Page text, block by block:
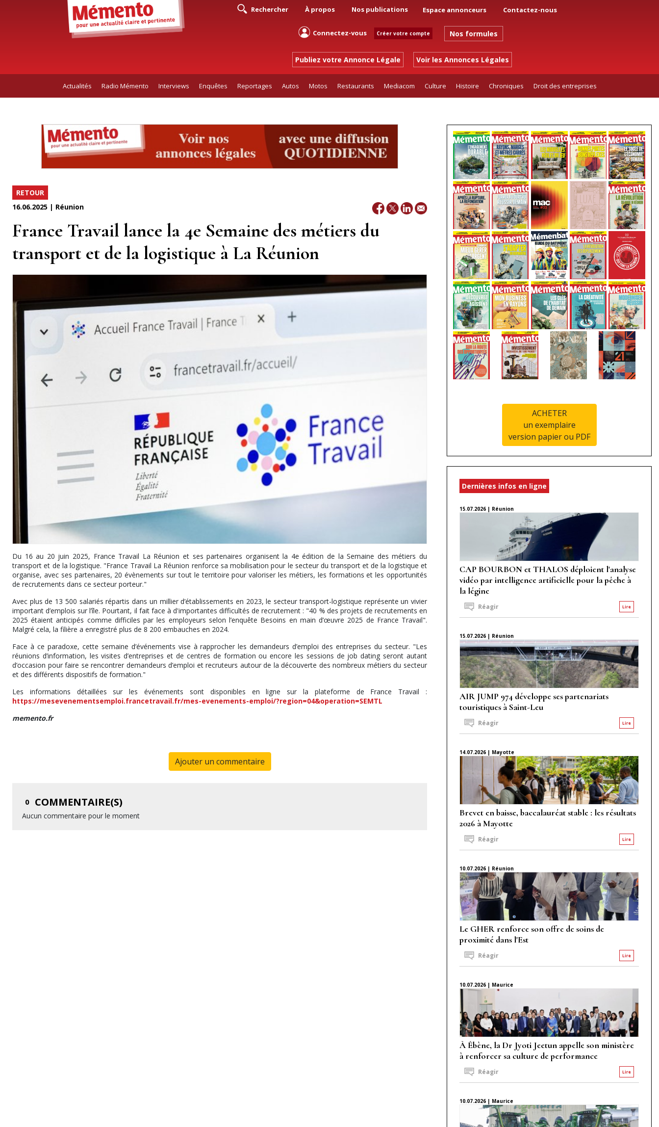
Rechercher À propos Nos publications Espace annonceurs Contactez-nous
Connectez-vous Créer votre compte Nos formules
Publiez votre Annonce Légale Voir les Annonces Légales
Actualités Radio Mémento Interviews Enquêtes Reportages Autos Motos Restaurants Mediacom Culture Histoire Chroniques Droit des entreprises
RETOUR
16.06.2025 | Réunion
France Travail lance la 4e Semaine des métiers du
transport et de la logistique à La Réunion
Du 16 au 20 juin 2025, France Travail La Réunion et ses partenaires organisent la 4e édition de la Semaine des métiers du
transport et de la logistique. "France Travail La Réunion renforce sa mobilisation pour le secteur du transport et de la logistique et
organise, avec ses partenaires, 20 évènements sur tout le territoire pour valoriser les métiers, les formations et les opportunités
de recrutements dans ce secteur porteur."
Avec plus de 13 500 salariés répartis dans un millier d’établissements en 2023, le secteur transport-logistique représente un vivier
important d’emplois sur l’île. Pourtant, il fait face à d'importantes difficultés de recrutement : "40 % des projets de recrutements en
2025 étaient anticipés comme difficiles par les employeurs selon l’enquête Besoins en main d’œuvre 2025 de France Travail".
Malgré cela, la filière a enregistré plus de 8 200 embauches en 2024.
Face à ce paradoxe, cette semaine d’événements vise à rapprocher les demandeurs d’emploi des entreprises du secteur. "Les
réunions d’information, les visites d’entreprises et de centres de formation ou encore les sessions de job dating seront autant
d’occasion pour faire se rencontrer demandeurs d’emploi et recruteurs autour de la découverte des nombreux métiers du secteur
et des différents dispositifs de formation."
Les informations détaillées sur les événements sont disponibles en ligne sur la plateforme de France Travail :
https://mesevenementsemploi.francetravail.fr/mes-evenements-emploi/?region=04&operation=SEMTL
memento.fr
Ajouter un commentaire
0 COMMENTAIRE(S)
Aucun commentaire pour le moment
ACHETER
un exemplaire
version papier ou PDF
Dernières infos en ligne
15.07.2026 | Réunion
CAP BOURBON et THALOS déploient l'analyse
vidéo par intelligence artificielle pour la pêche à
la légine
Lire
Réagir
15.07.2026 | Réunion
AIR JUMP 974 développe ses partenariats
touristiques à Saint-Leu
Lire
Réagir
14.07.2026 | Mayotte
Brevet en baisse, baccalauréat stable : les résultats
2026 à Mayotte
Lire
Réagir
10.07.2026 | Réunion
Le GHER renforce son offre de soins de
proximité dans l'Est
Lire
Réagir
10.07.2026 | Maurice
À Ébène, la Dr Jyoti Jeetun appelle son ministère
à renforcer sa culture de performance
Lire
Réagir
10.07.2026 | Maurice